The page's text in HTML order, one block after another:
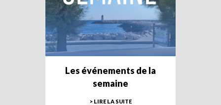
Les événements de la
semaine
> LIRE LA SUITE